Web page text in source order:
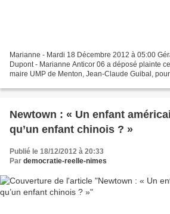
Marianne - Mardi 18 Décembre 2012 à 05:00
Dupont - Marianne Anticor 06 a déposé plainte
maire UMP de Menton, Jean-Claude Guibal,
Newtown : « Un enfant
qu’un enfant chinois ? »
Publié le 18/12/2012 à 20:33
Par democratie-reelle-nimes